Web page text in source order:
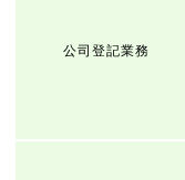
公司登記業務